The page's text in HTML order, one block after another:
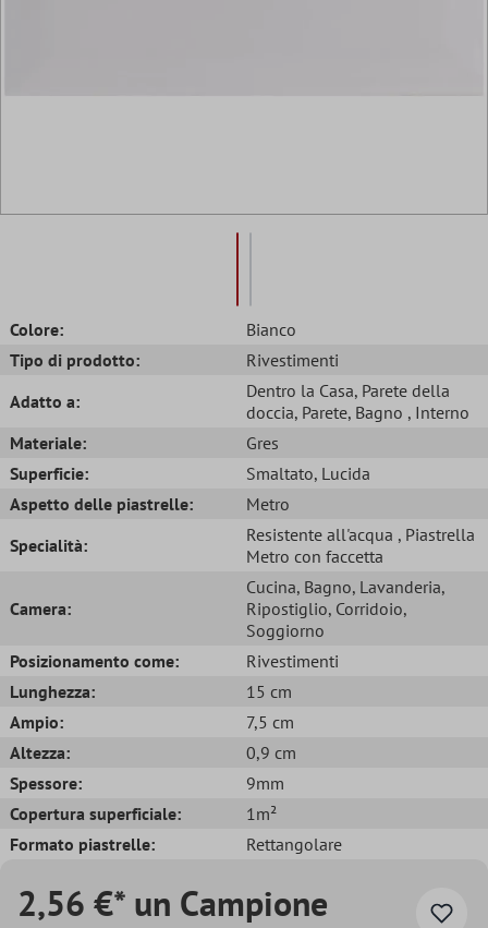
Colore:
Bianco
Tipo di prodotto:
Rivestimenti
Adatto a:
Dentro la Casa, Parete della
doccia, Parete, Bagno , Interno
Materiale:
Gres
Superficie:
Smaltato, Lucida
Aspetto delle piastrelle:
Metro
Specialità:
Resistente all'acqua , Piastrella
Metro con faccetta
Camera:
Cucina, Bagno, Lavanderia,
Ripostiglio, Corridoio,
Soggiorno
Posizionamento come:
Rivestimenti
Lunghezza:
15 cm
Ampio:
7,5 cm
Altezza:
0,9 cm
Spessore:
9mm
Copertura superficiale:
1m²
Formato piastrelle:
Rettangolare
2,56 €* un Campione